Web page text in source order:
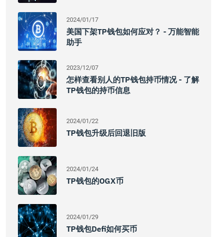
2024/01/17
美国下架TP钱包如何应对？ - 万能智能
助手
2023/12/07
怎样查看别人的TP钱包持币情况 - 了解
TP钱包的持币信息
2024/01/22
TP钱包升级后回退旧版
2024/01/24
TP钱包的OGX币
2024/01/29
TP钱包Defi如何买币